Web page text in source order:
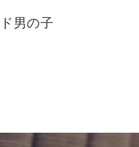
男の子